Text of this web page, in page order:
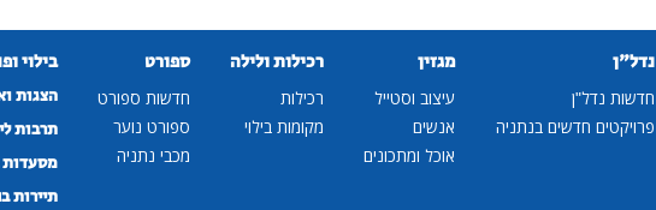
נדל"ן
חדשות נדל"ן
פרויקטים חדשים בנתניה
מגזין
עיצוב וסטייל
אנשים
אוכל ומתכונים
רכילות ולילה
רכילות
מקומות בילוי
ספורט
חדשות ספורט
ספורט נוער
מכבי נתניה
בילוי
הצגות
תרבות
מסעדות
תיירות